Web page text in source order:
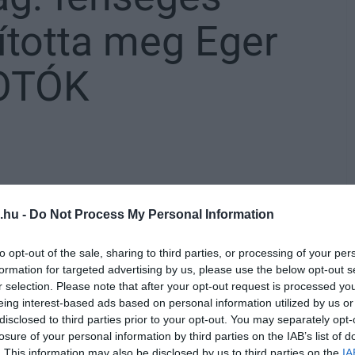
- Do Not Process My Personal Information
opt-out of the sale, sharing to third parties, or processing of your
for targeted advertising by us, please use the below opt-out
selection. Please note that after your opt-out request is processed
interest-based ads based on personal information utilized by us
to third parties prior to your opt-out. You may separately
of your personal information by third parties on the IAB’s list of
meg Eger
"Városok Viadalát",amelynek részeként
tűnik fel egy hőlégballon, amiről aztán
nap más és más városban lesz látható, a
egét hódította meg a ballon.
köszönhetjük: